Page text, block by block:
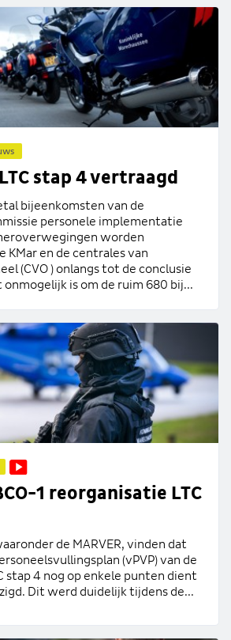
stap 4 vertraagd
bijeenkomsten van de
personele implementatie
worden
KMar en de centrales van
(CVO ) onlangs tot de conclusie
is om de ruim 680 bij...
1 reorganisatie LTC
de MARVER, vinden dat
(vPVP) van de
stap 4 nog op enkele punten dient
Dit werd duidelijk tijdens de...